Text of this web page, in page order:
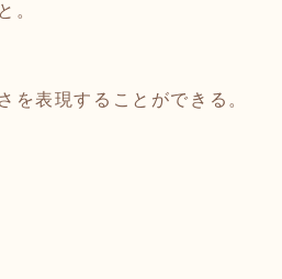
。
を表現することができる。